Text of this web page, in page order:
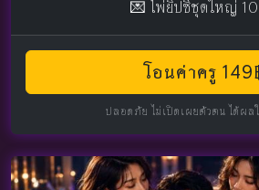
💌 ไพ่ยิปซีชุดใหญ่ 10
โอนค่าครู 149
ปลอดภัย ไม่เปิดเผยตัวตน ได้ผล